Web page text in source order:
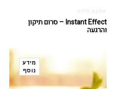
אפקט פלוס
Instant Effect – סרום תיקון
והרגעה
מידע
נוסף